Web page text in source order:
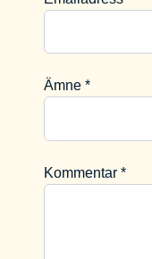
Ämne *
Kommentar *